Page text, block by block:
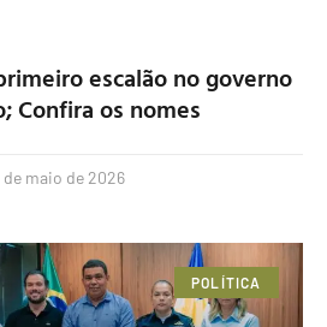
escalão no governo
Confira os nomes
de maio de 2026
POLÍTICA